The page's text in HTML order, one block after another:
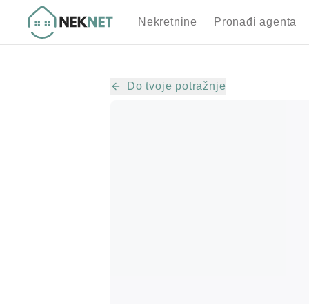
Nekretnine Pronađi agenta
Do tvoje potražnje